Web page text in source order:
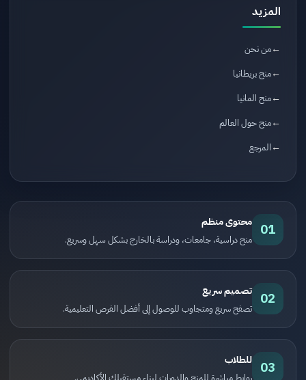
المزيد
من نحن
منح بريطانيا
منح المانيا
منح حول العالم
المرجع
01 محتوى منظم
منح دراسية، جامعات، ودراسة بالخارج بشكل سهل وسريع.
02 تصميم سريع
تصفح سريع ومتجاوب للوصول إلى أفضل الفرص التعليمية.
03 للطلاب